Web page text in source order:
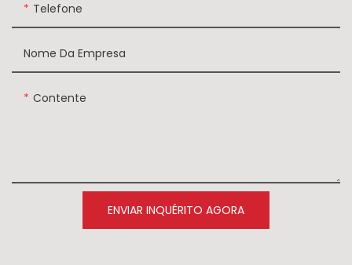
Telefone
Nome Da Empresa
Contente
ENVIAR INQUÉRITO AGORA